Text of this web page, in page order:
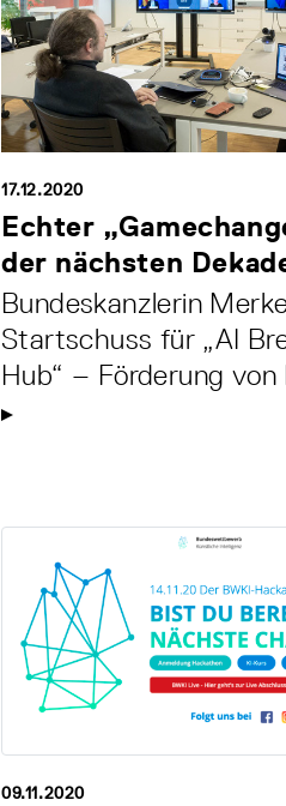
17.12.2020
Echter
der nächsten
Bundeskanzlerin
Startschuss für „AI
Hub“ – Förderung von
09.11.2020